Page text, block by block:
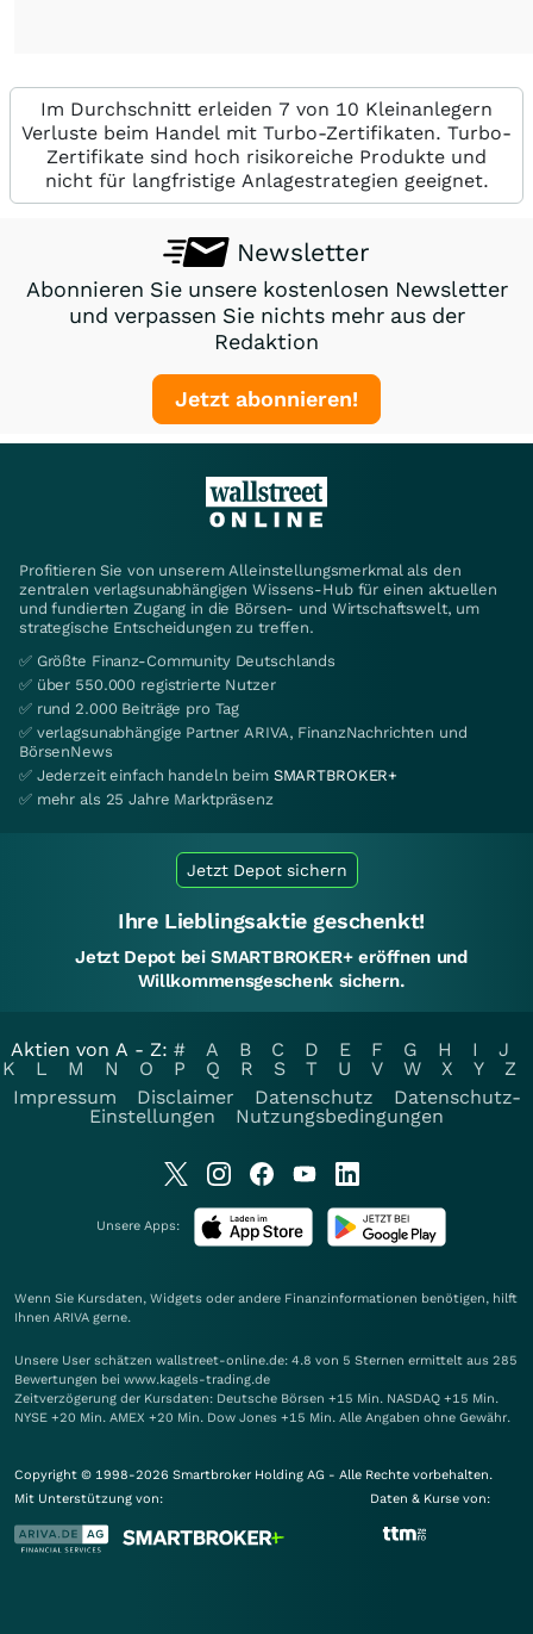
Im Durchschnitt erleiden 7 von 10 Kleinanlegern
Verluste beim Handel mit Turbo-Zertifikaten. Turbo-
Zertifikate sind hoch risikoreiche Produkte und
nicht für langfristige Anlagestrategien geeignet.
Newsletter
Abonnieren Sie unsere kostenlosen Newsletter
und verpassen Sie nichts mehr aus der
Redaktion
Jetzt abonnieren!
Profitieren Sie von unserem Alleinstellungsmerkmal als den
zentralen verlagsunabhängigen Wissens-Hub für einen aktuellen
und fundierten Zugang in die Börsen- und Wirtschaftswelt, um
strategische Entscheidungen zu treffen.
✅ Größte Finanz-Community Deutschlands
✅ über 550.000 registrierte Nutzer
✅ rund 2.000 Beiträge pro Tag
✅ verlagsunabhängige Partner ARIVA, FinanzNachrichten und
BörsenNews
✅ Jederzeit einfach handeln beim SMARTBROKER+
✅ mehr als 25 Jahre Marktpräsenz
Jetzt Depot sichern
Ihre Lieblingsaktie geschenkt!
Jetzt Depot bei SMARTBROKER+ eröffnen und
Willkommensgeschenk sichern.
Aktien von A - Z: # A B C D E F G H I
J
K
L M N O P Q R S T U V W X Y
Z
Impressum
Disclaimer Datenschutz
Datenschutz-
Einstellungen
Nutzungsbedingungen
Unsere Apps:
Wenn Sie Kursdaten, Widgets oder andere Finanzinformationen benötigen, hilft
Ihnen ARIVA gerne.
Unsere User schätzen wallstreet-online.de: 4.8 von 5 Sternen ermittelt aus 285
Bewertungen bei www.kagels-trading.de
Zeitverzögerung der Kursdaten: Deutsche Börsen +15 Min. NASDAQ +15 Min.
NYSE +20 Min. AMEX +20 Min. Dow Jones +15 Min. Alle Angaben ohne Gewähr.
Copyright © 1998-2026 Smartbroker Holding AG - Alle Rechte vorbehalten.
Mit Unterstützung von:
Daten & Kurse von: